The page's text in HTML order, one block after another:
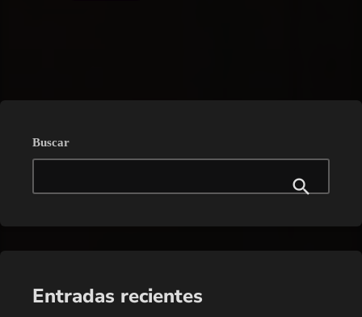
Buscar
Entradas recientes